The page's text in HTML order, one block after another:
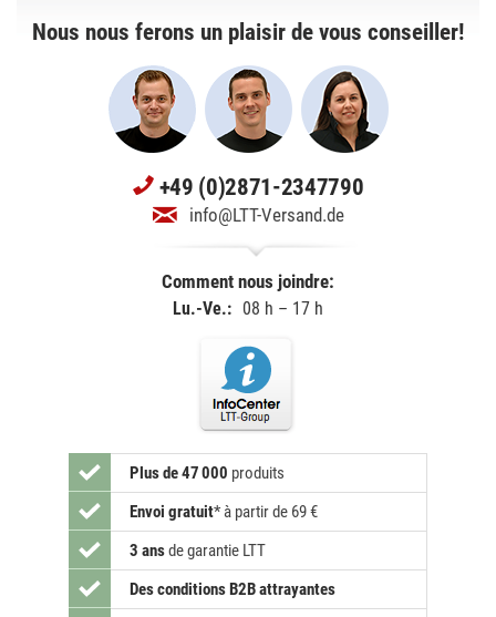
Nous nous ferons un plaisir de vous conseiller!
+49 (0)2871-2347790
info@LTT-Versand.de
Comment nous joindre:
Lu.-Ve.: 08 h – 17 h
Plus de 47 000 produits
Envoi gratuit* à partir de 69 €
3 ansde garantie LTT
Des conditions B2B attrayantes